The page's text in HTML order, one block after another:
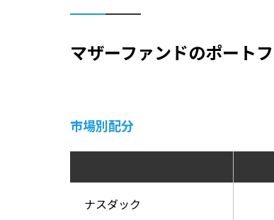
マザーファンドのポート
市場別配分
ナスダック